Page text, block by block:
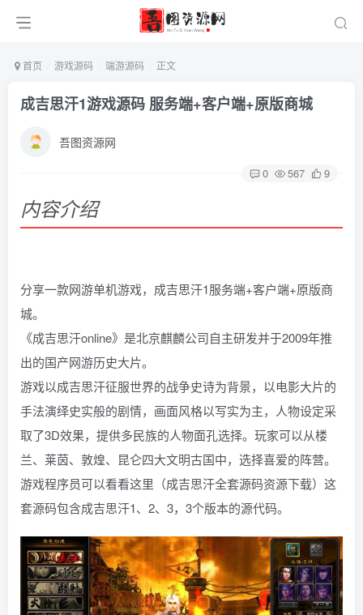
首页 游戏源码 端游源码 正文
成吉思汗1游戏源码 服务端+客户端+原版商城
吾图资源网
0 567 9
内容介绍
分享一款网游单机游戏，成吉思汗1服务端+客户端+原版商
城。
《成吉思汗online》是北京麒麟公司自主研发并于2009年推
出的国产网游历史大片。
游戏以成吉思汗征服世界的战争史诗为背景，以电影大片的
手法演绎史实般的剧情，画面风格以写实为主，人物设定采
取了3D效果，提供多民族的人物面孔选择。玩家可以从楼
兰、莱茵、敦煌、昆仑四大文明古国中，选择喜爱的阵营。
游戏程序员可以看看这里（成吉思汗全套源码资源下载）这
套源码包含成吉思汗1、2、3，3个版本的源代码。